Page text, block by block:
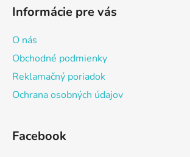
Informácie pre vás
O nás
Obchodné podmienky
Reklamačný poriadok
Ochrana osobných údajov
Facebook